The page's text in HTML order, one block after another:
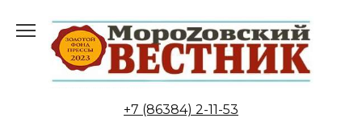
содержанию
+7 (86384) 2-11-53